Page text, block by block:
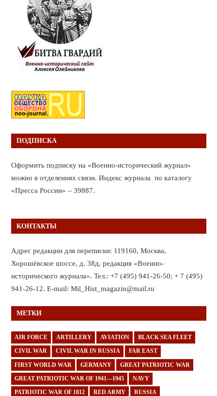
ПОДПИСКА
Оформить подписку на «Военно-исторический журнал»
можно в отделениях связи. Индекс журнала по каталогу
«Пресса России» – 39887.
КОНТАКТЫ
Адрес редакции для переписки: 119160, Москва,
Хорошёвское шоссе, д. 38д, редакция «Военно-
исторического журнала». Тел.: +7 (495) 941-26-50; + 7 (495)
941-26-12. E-mail: Mil_Hist_magazin@mail.ru
МЕТКИ
AIR FORCE ARTILLERY AVIATION BLACK SEA FLEET
CIVIL WAR CIVIL WAR IN RUSSIA FAR EAST
FIRST WORLD WAR GERMANY GREAT PATRIOTIC WAR
GREAT PATRIOTIC WAR OF 1941—1945 NAVY
PATRIOTIC WAR OF 1812 RED ARMY RUSSIA